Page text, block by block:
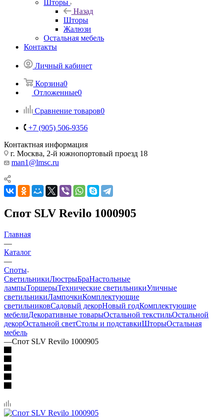
Шторы
Назад
Шторы
Жалюзи
Остальная мебель
Контакты
Личный кабинет
Корзина0
Отложенные0
Сравнение товаров0
+7 (905) 506-9356
Контактная информация
г. Москва, 2-й южнопортовый проезд 18
man1@lmsc.ru
Спот SLV Revilo 1000905
Главная
—
Каталог
—
Споты
СветильникиЛюстрыБраНастольные
лампыТоршерыТехнические светильникиУличные
светильникиЛампочкиКомплектующие
светильниковСадовый декорНовый годКомплектующие
мебелиДекоративные товарыОстальной текстильОстальной
декорОстальной светСтолы и подставкиШторыОстальная
мебель
—Спот SLV Revilo 1000905